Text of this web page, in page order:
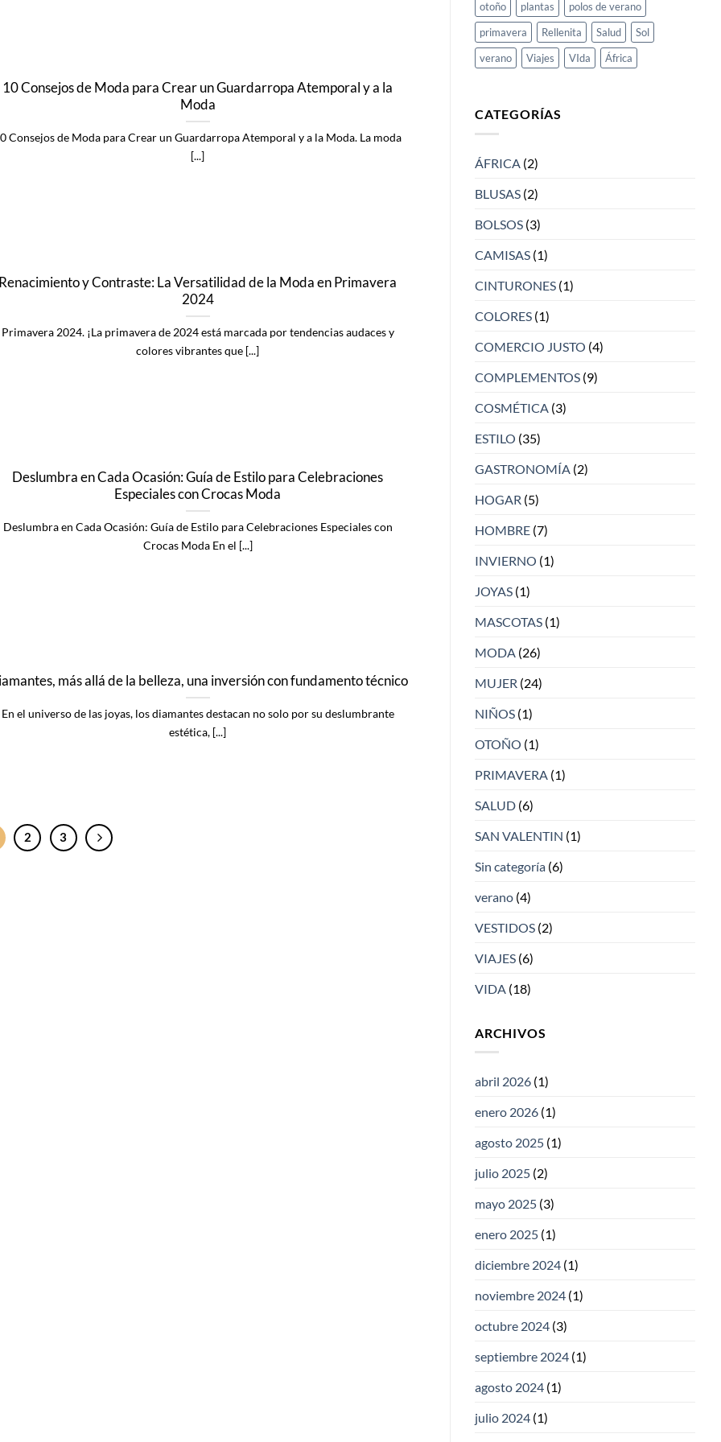
10 Consejos de Moda para Crear un Guardarropa Atemporal y a la
Moda
Consejos de Moda para Crear un Guardarropa Atemporal y a la Moda. La moda
[...]
y Contraste: La Versatilidad de la Moda en Primavera
2024
Primavera 2024. ¡La primavera de 2024 está marcada por tendencias audaces y
colores vibrantes que [...]
Deslumbra en Cada Ocasión: Guía de Estilo para Celebraciones
Especiales con Crocas Moda
Deslumbra en Cada Ocasión: Guía de Estilo para Celebraciones Especiales con
Crocas Moda En el [...]
más allá de la belleza, una inversión con fundamento técnico
En el universo de las joyas, los diamantes destacan no solo por su deslumbrante
estética, [...]
2 3
otoño
plantas
polos de verano
primavera
Rellenita Salud
Sol
verano
Viajes VIda África
CATEGORÍAS
ÁFRICA (2)
BLUSAS (2)
BOLSOS (3)
CAMISAS (1)
CINTURONES (1)
COLORES (1)
COMERCIO JUSTO (4)
COMPLEMENTOS (9)
COSMÉTICA (3)
ESTILO (35)
GASTRONOMÍA (2)
HOGAR (5)
HOMBRE (7)
INVIERNO (1)
JOYAS (1)
MASCOTAS (1)
MODA (26)
MUJER (24)
NIÑOS (1)
OTOÑO (1)
PRIMAVERA (1)
SALUD (6)
SAN VALENTIN (1)
Sin categoría (6)
verano (4)
VESTIDOS (2)
VIAJES (6)
VIDA (18)
ARCHIVOS
abril 2026 (1)
enero 2026 (1)
agosto 2025 (1)
julio 2025 (2)
mayo 2025 (3)
enero 2025 (1)
diciembre 2024 (1)
noviembre 2024 (1)
octubre 2024 (3)
septiembre 2024 (1)
agosto 2024 (1)
julio 2024 (1)